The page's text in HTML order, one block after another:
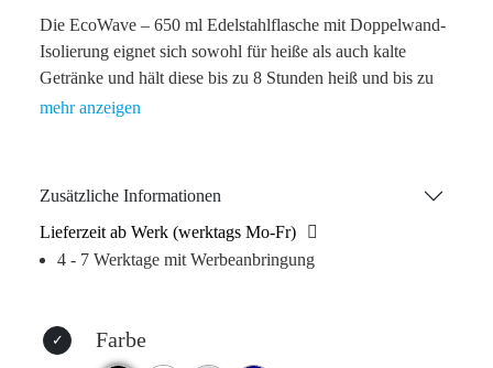
Die EcoWave – 650 ml Edelstahlflasche mit Doppelwand-
Isolierung eignet sich sowohl für heiße als auch kalte
Getränke und hält diese bis zu 8 Stunden heiß und bis zu
24 Stunden kalt. Der breite Ausgießer ermöglicht eine
abschrauben (nur Handwäsche).
Zusätzliche Informationen
Lieferzeit ab Werk (werktags Mo-Fr)
4 - 7 Werktage mit Werbeanbringung
Farbe